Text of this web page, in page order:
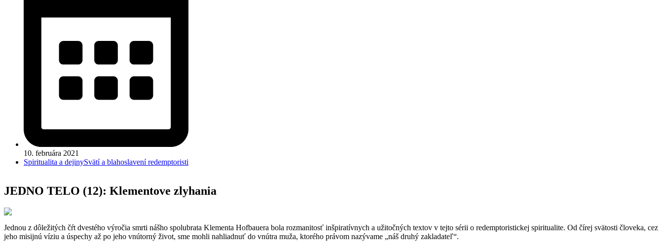
10. februára 2021
Spiritualita a dejinySvätí a blahoslavení redemptoristi
JEDNO TELO (12): Klementove zlyhania
Jednou z dôležitých čŕt dvestého výročia smrti nášho spolubrata Klementa Hofbauera bola rozmanitosť inšpiratívnych a užitočných textov v tejto sérii o redemptoristickej spiritualite. Od čírej svätosti človeka, cez
jeho misijnú víziu a úspechy až po jeho vnútorný život, sme mohli nahliadnuť do vnútra muža, ktorého právom nazývame „náš druhý zakladateľ“.